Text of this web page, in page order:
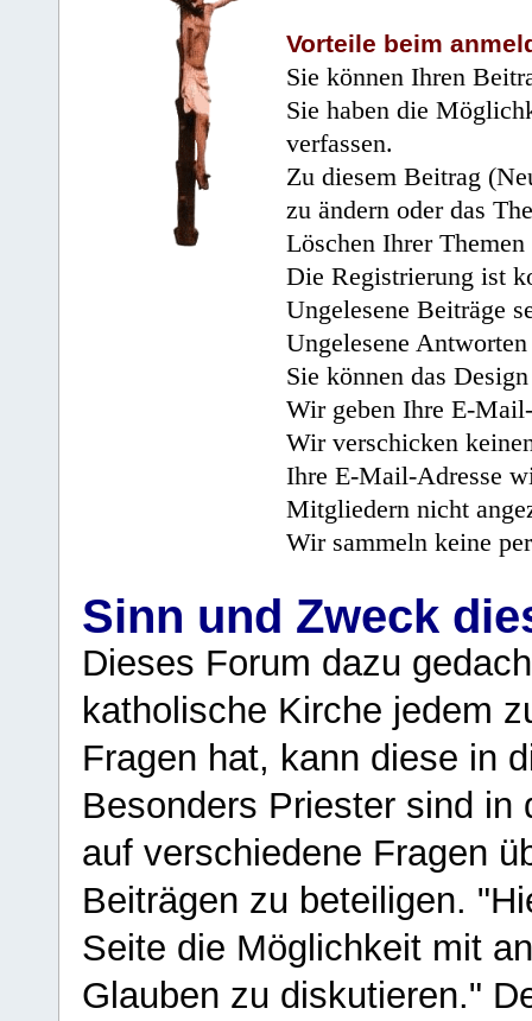
Vorteile beim
Sie können Ihren
Sie haben die
verfassen.
Zu diesem Beitrag
zu ändern oder das
Löschen Ihrer
Die Registrierung ist
Ungelesene Beiträge
Ungelesene
Sie können das
Wir geben Ihre E-
Wir verschicken
Ihre E-Mail-Adresse
Mitgliedern nicht
Wir sammeln keine
Sinn und Zweck
Dieses Forum dazu
katholische Kirche jedem
Fragen hat, kann diese in
Besonders Priester sind in
auf verschiedene Fragen
Beiträgen zu beteiligen.
Seite die Möglichkeit mit
Glauben zu diskutieren."